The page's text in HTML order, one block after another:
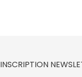
INSCRIPTION